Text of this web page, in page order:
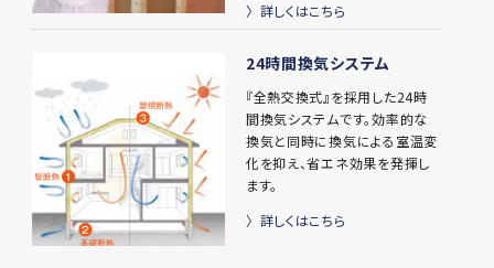
詳しくはこちら
24時間換気システム
『全熱交換式』を採用した24時
間換気システムです。効率的な
換気と同時に換気による室温変
化を抑え、省エネ効果を発揮し
ます。
詳しくはこちら